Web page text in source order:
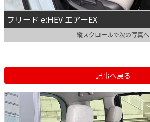
フリード e:HEV エアーEX
縦スクロールで次の写真へ
記事へ戻る